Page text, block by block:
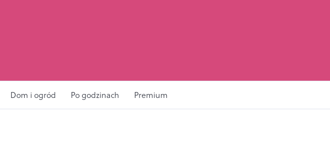
Dom i ogród Po godzinach Premium